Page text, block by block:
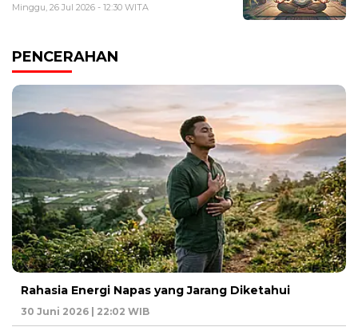
Minggu, 26 Jul 2026 - 12:30 WITA
PENCERAHAN
Rahasia Energi Napas yang Jarang Diketahui
30 Juni 2026 | 22:02 WIB